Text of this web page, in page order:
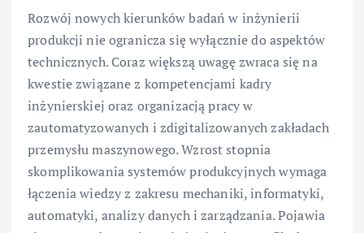
Rozwój nowych kierunków badań w inżynierii
produkcji nie ogranicza się wyłącznie do aspektów
technicznych. Coraz większą uwagę zwraca się na
kwestie związane z kompetencjami kadry
inżynierskiej oraz organizacją pracy w
zautomatyzowanych i zdigitalizowanych zakładach
przemysłu maszynowego. Wzrost stopnia
skomplikowania systemów produkcyjnych wymaga
łączenia wiedzy z zakresu mechaniki, informatyki,
automatyki, analizy danych i zarządzania. Pojawia